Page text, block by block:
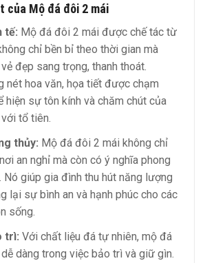
của Mộ đá đôi 2 mái
tế: Mộ đá đôi 2 mái được chế tác từ
chỉ bền bỉ theo thời gian mà
đẹp sang trọng, thanh thoát.
nét hoa văn, họa tiết được chạm
hiện sự tôn kính và chăm chút của
tổ tiên.
thủy: Mộ đá đôi 2 mái không chỉ
an nghỉ mà còn có ý nghĩa phong
Nó giúp gia đình thu hút năng lượng
lại sự bình an và hạnh phúc cho các
sống.
trì: Với chất liệu đá tự nhiên, mộ đá
dàng trong việc bảo trì và giữ gìn.